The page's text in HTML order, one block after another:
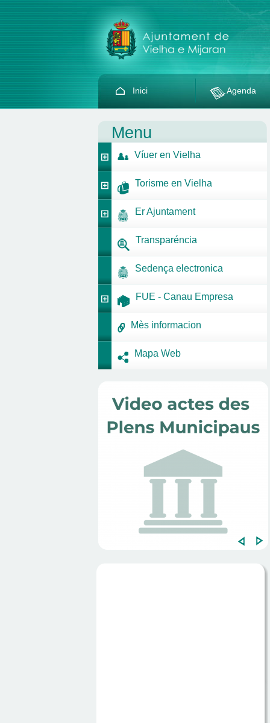
Inici Agenda
Menu
Víuer en Vielha
Torisme en Vielha
Er Ajuntament
Transparéncia
Sedença electronica
FUE - Canau Empresa
Mès informacion
Mapa Web